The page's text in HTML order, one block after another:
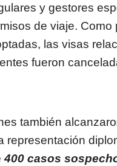
y gestores
de viaje. Como
las visas
fueron
también
representación
400 casos